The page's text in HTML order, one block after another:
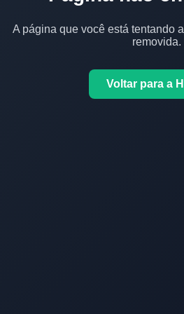
A página que você está tentando
removida.
Voltar para a